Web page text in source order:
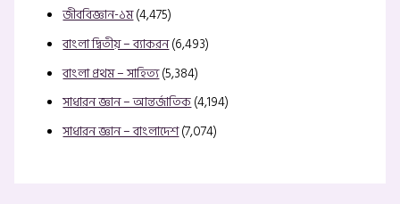
জীববিজ্ঞান-১ম(4,475)
বাংলা দ্বিতীয় – ব্যাকরন(6,493)
বাংলা প্রথম – সাহিত্য(5,384)
সাধারন জ্ঞান – আন্তর্জাতিক(4,194)
সাধারন জ্ঞান – বাংলাদেশ(7,074)